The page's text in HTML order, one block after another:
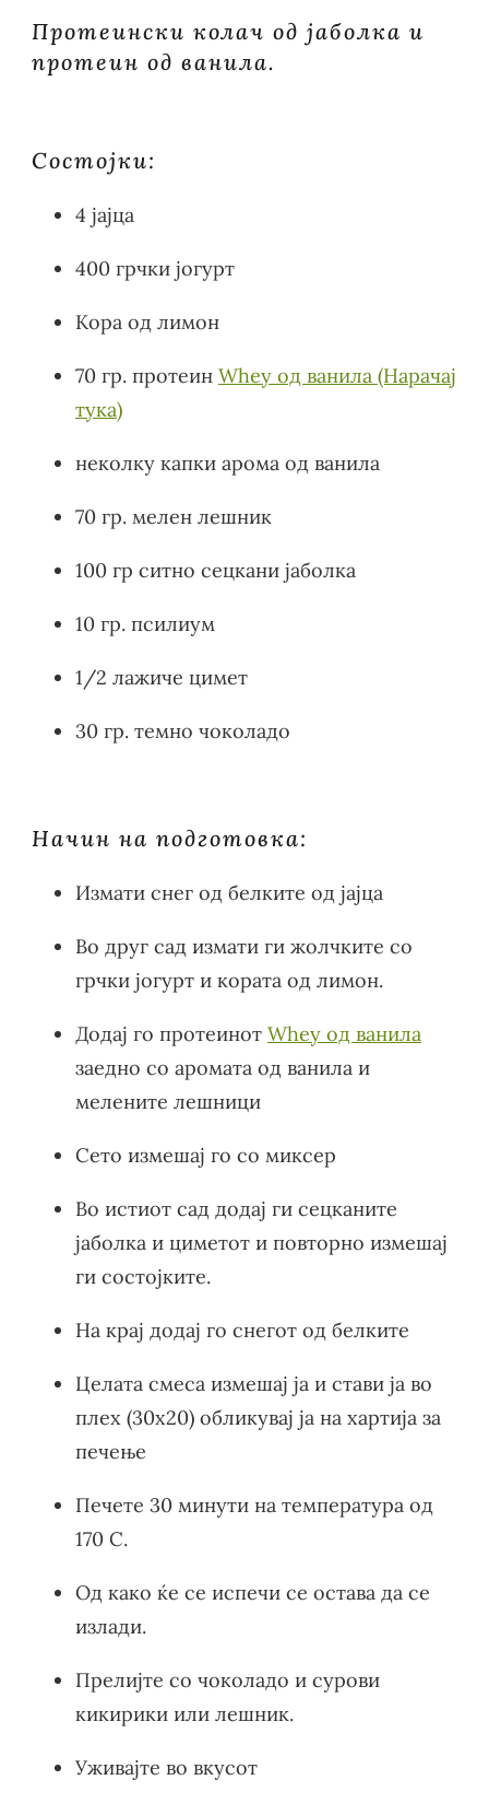
Протеински колач од јабoлка и
протеин од ванила.
Состојки:
4 јајца
400 грчки јогурт
Кора од лимон
70 гр. протеин Whey од ванила (Нарачај
тука)
неколку капки арома од ванила
70 гр. мелен лешник
100 гр ситно сецкани јаболка
10 гр. псилиум
1/2 лажиче цимет
30 гр. темно чоколадо
Начин на подготовка:
Измати снег од белките од јајца
Во друг сад измати ги жолчките со
грчки јогурт и кората од лимон.
Додај го протеинот Whey од ванила
заедно со аромата од ванила и
мелените лешници
Сето измешај го со миксер
Во истиот сад додај ги сецканите
јаболка и циметот и повторно измешај
ги состојките.
На крај додај го снегот од белките
Целата смеса измешај ја и стави ја во
плех (30х20) обликувај ја на хартија за
печење
Печете 30 минути на температура од
170 C.
Од како ќе се испечи се остава да се
излади.
Прелијте со чоколадо и сурови
кикирики или лешник.
Уживајте во вкусот